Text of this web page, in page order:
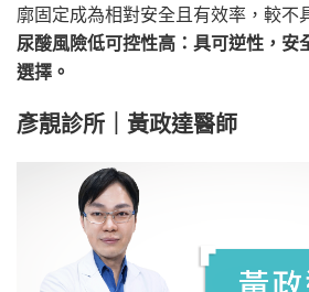
廓固定成為相對安全且有效率，較不
尿酸風險低可控性高：具可逆性，安
選擇。
彥靚診所｜黃政達醫師